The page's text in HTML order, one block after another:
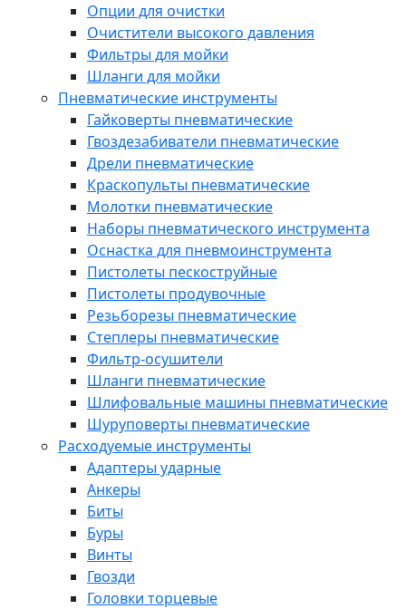
Опции для очистки
Очистители высокого давления
Фильтры для мойки
Шланги для мойки
Пневматические инструменты
Гайковерты пневматические
Гвоздезабиватели пневматические
Дрели пневматические
Краскопульты пневматические
Молотки пневматические
Наборы пневматического инструмента
Оснастка для пневмоинструмента
Пистолеты пескоструйные
Пистолеты продувочные
Резьборезы пневматические
Степлеры пневматические
Фильтр-осушители
Шланги пневматические
Шлифовальные машины пневматические
Шуруповерты пневматические
Расходуемые инструменты
Адаптеры ударные
Анкеры
Биты
Буры
Винты
Гвозди
Головки торцевые